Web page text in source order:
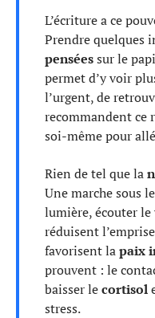
L’écriture a ce
Prendre quelques
penséessur le
permet d’y voir
l’urgent, de
recommandent ce
soi-même pour
Rien de tel que la
Une marche sous
lumière, écouter le
réduisent
favorisent lapaix
prouvent : le
baisser lecortisol
stress.